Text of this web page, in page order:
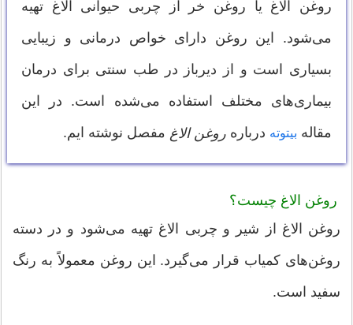
روغن الاغ یا روغن خر از چربی حیوانی الاغ تهیه
می‌شود. این روغن دارای خواص درمانی و زیبایی
بسیاری است و از دیرباز در طب سنتی برای درمان
بیماری‌های مختلف استفاده می‌شده است. در این
مقاله بیتوته درباره روغن الاغ مفصل نوشته ایم.
روغن الاغ چیست؟
روغن الاغ از شیر و چربی الاغ تهیه می‌شود و در دسته
روغن‌های کمیاب قرار می‌گیرد. این روغن معمولاً به رنگ
سفید است.